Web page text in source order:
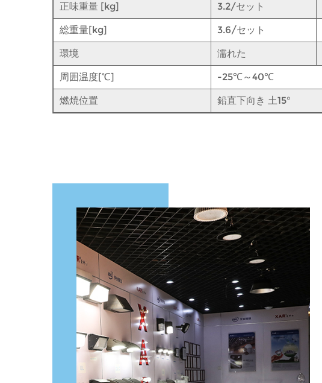
正味重量 [kg] 3.2/セット
総重量[kg] 3.6/セット
環境 濡れた
周囲温度[℃] -25℃～40℃
燃焼位置 鉛直下向き 土15°